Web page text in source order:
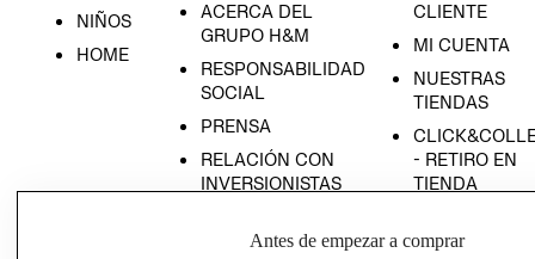
NIÑOS
HOME
ACERCA DEL
GRUPO H&M
RESPONSABILIDAD
SOCIAL
PRENSA
RELACIÓN CON
INVERSIONISTAS
EMPRESARIAL
CLIENTE
MI CUENTA
NUESTRAS
TIENDAS
- RETIRO EN
TIENDA
CONDICIONES
Antes de empezar a comprar